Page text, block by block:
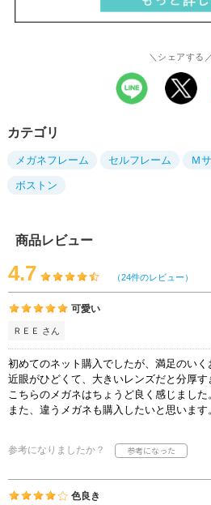
＼シェアする／
カテゴリ
メガネフレーム セルフレーム Ｍ
ボストン
商品レビュー
4.7 （24件のレビュー）
可愛い
ＲＥＥ さん
初めてのネット購入でしたが、満足のいく
近眼がひどくて、大きいレンズだと分厚す
こちらのメガネはちょうど良く感じました
また、違うメガネも購入したいと思います
参考になりましたか？
色良き